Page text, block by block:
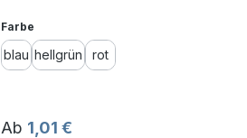
Farbeauswählen
blau hellgrün rot
Regulärer Preis:
Ab 1,01 €